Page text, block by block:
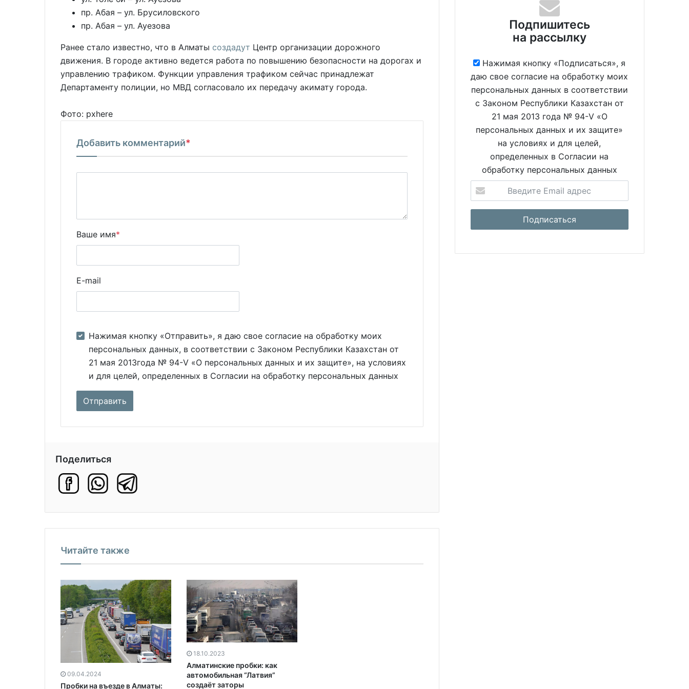
пр. Абая – ул. Брусиловского
пр. Абая – ул. Ауезова
Ранее стало известно, что в Алматы создадут Центр организации дорожного
движения. В городе активно ведется работа по повышению безопасности на дорогах и
управлению трафиком. Функции управления трафиком сейчас принадлежат
Департаменту полиции, но МВД согласовало их передачу акимату города.
Фото: pxhere
Добавить комментарий*
Ваше имя*
E-mail
Нажимая кнопку «Отправить», я даю свое согласие на обработку моих
персональных данных, в соответствии с Законом Республики Казахстан от
21 мая 2013года № 94-V «О персональных данных и их защите», на условиях
и для целей, определенных в Согласии на обработку персональных данных
Поделиться
Читайте также
09.04.2024
Пробки на въезде в Алматы:
18.10.2023
Алматинские пробки: как
автомобильная “Латвия”
создаёт заторы
Подпишитесь
на рассылку
Нажимая кнопку «Подписаться», я
даю свое согласие на обработку моих
персональных данных в соответствии
с Законом Республики Казахстан от
21 мая 2013 года № 94-V «О
персональных данных и их защите»
на условиях и для целей,
определенных в Согласии на
обработку персональных данных